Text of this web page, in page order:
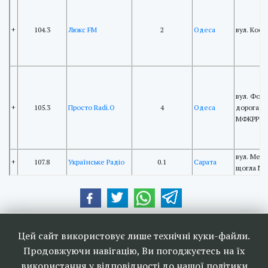
+ 104.3 Люкс FM 2 Одеса вул.
+ 105.3 Просто Radi.O 4 Одеса
вул.
дорога
МФКРРТ
+ 107.8 Українське Радіо 0.1 Сарата
вул.
щогла
Цей сайт використовує лише технічні куки-файли.
Продовжуючи навігацію, Ви погоджуєтесь на їх